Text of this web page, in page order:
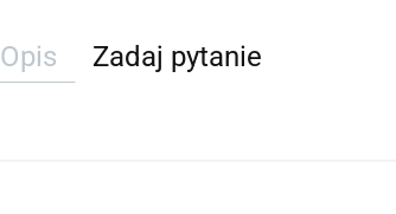
Opis Zadaj pytanie